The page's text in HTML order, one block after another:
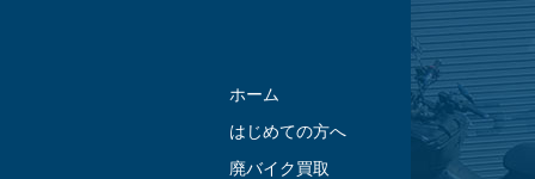
ホーム
はじめての方へ
廃バイク買取